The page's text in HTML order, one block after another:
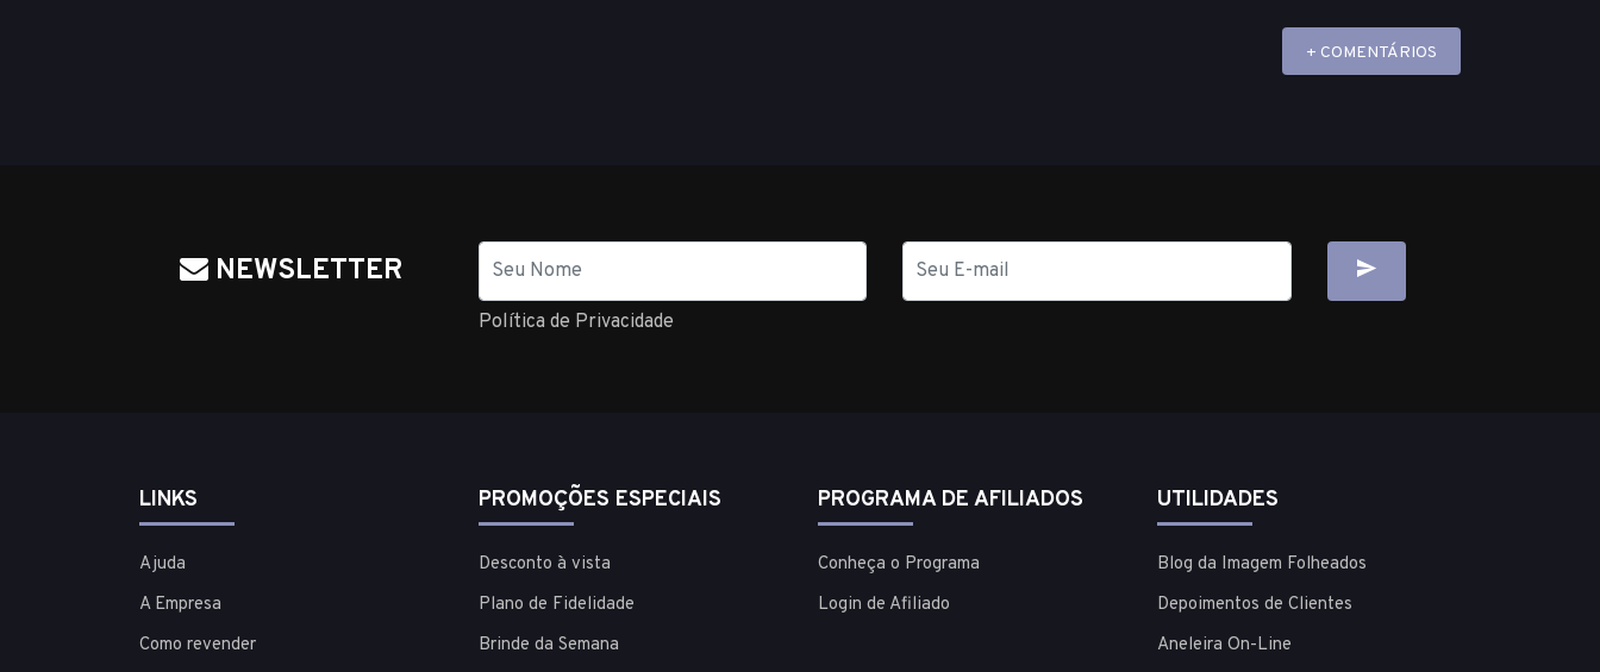
+ COMENTÁRIOS
NEWSLETTER Nome
E-
mail
Política de Privacidade
LINKS
Ajuda
A Empresa
Como revender
PROMOÇÕES ESPECIAIS
Desconto à vista
Plano de Fidelidade
Brinde da Semana
PROGRAMA DE AFILIADOS
Conheça o Programa
Login de Afiliado
UTILIDADES
Blog da Imagem Folheados
Depoimentos de Clientes
Aneleira On-Line